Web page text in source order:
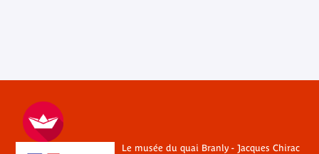
Le musée du quai Branly - Jacques Chirac